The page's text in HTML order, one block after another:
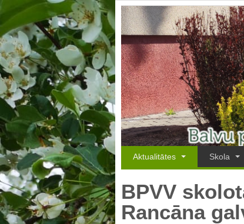
Aktualitātes Skola
BPVV
Rancāna